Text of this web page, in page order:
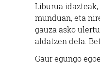
Liburua
munduan, eta
gauza asko
aldatzen dela.
Gaur egungo